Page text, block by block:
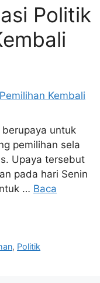
Politik
berupaya untuk
pemilihan sela
Upaya tersebut
pada hari Senin
… Baca
, Politik